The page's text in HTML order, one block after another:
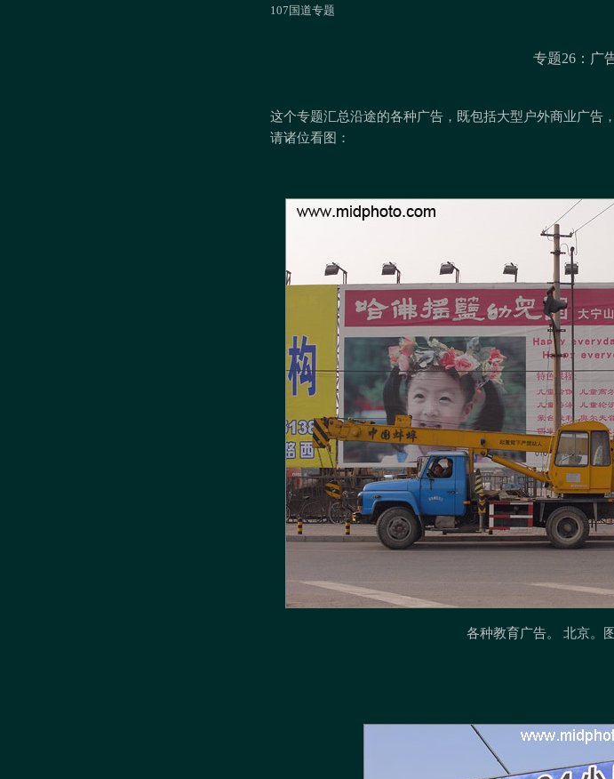
107国道专题
专题26：广
这个专题汇总沿途的各种广告，既包括大型户外商业广告
请诸位看图：
各种教育广告。 北京。